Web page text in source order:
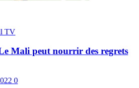
TV
Mali peut nourrir des regrets
0